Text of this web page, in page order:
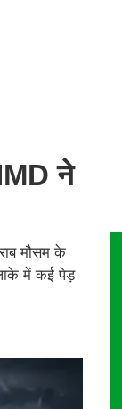
ने
मौसम के
में कई पेड़